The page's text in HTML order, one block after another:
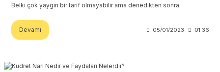
Belki çok yaygın bir tarif olmayabilir ama denedikten sonra
Devamı 05/01/2023 01:36